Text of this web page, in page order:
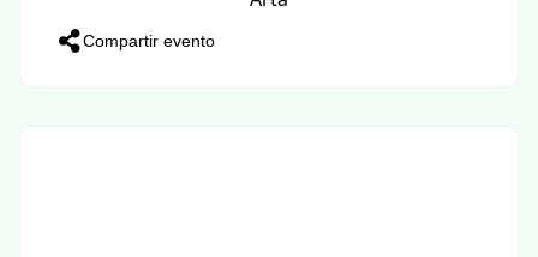
Compartir evento